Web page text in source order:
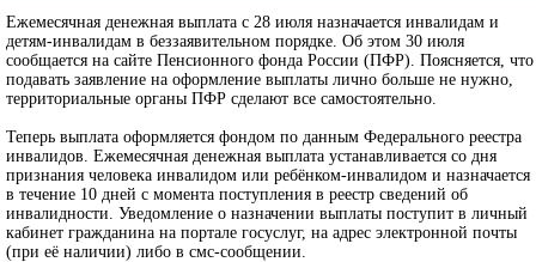
Ежемесячная денежная выплата с 28 июля назначается инвалидам и
детям-инвалидам в беззаявительном порядке. Об этом 30 июля
сообщается на сайте Пенсионного фонда России (ПФР). Поясняется, что
подавать заявление на оформление выплаты лично больше не нужно,
территориальные органы ПФР сделают все самостоятельно.
Теперь выплата оформляется фондом по данным Федерального реестра
инвалидов. Ежемесячная денежная выплата устанавливается со дня
признания человека инвалидом или ребёнком-инвалидом и назначается
в течение 10 дней с момента поступления в реестр сведений об
инвалидности. Уведомление о назначении выплаты поступит в личный
кабинет гражданина на портале госуслуг, на адрес электронной почты
(при её наличии) либо в смс-сообщении.